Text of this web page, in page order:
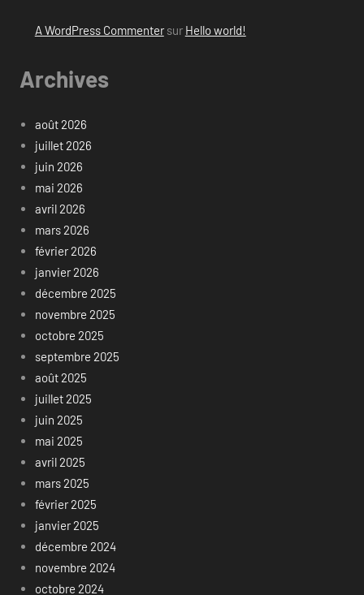
A WordPress Commentersur Hello world!
Archives
août 2026
juillet 2026
juin 2026
mai 2026
avril 2026
mars 2026
février 2026
janvier 2026
décembre 2025
novembre 2025
octobre 2025
septembre 2025
août 2025
juillet 2025
juin 2025
mai 2025
avril 2025
mars 2025
février 2025
janvier 2025
décembre 2024
novembre 2024
octobre 2024